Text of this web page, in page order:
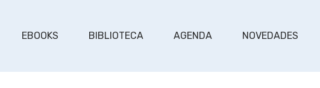
EBOOKS BIBLIOTECA AGENDA NOVEDADES